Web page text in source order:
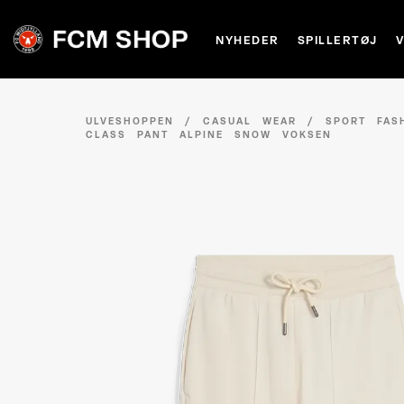
NYHEDER SPILLERTØJ
ULVESHOPPEN /CASUAL WEAR /SPORT
CLASS PANT ALPINE SNOW VOKSEN